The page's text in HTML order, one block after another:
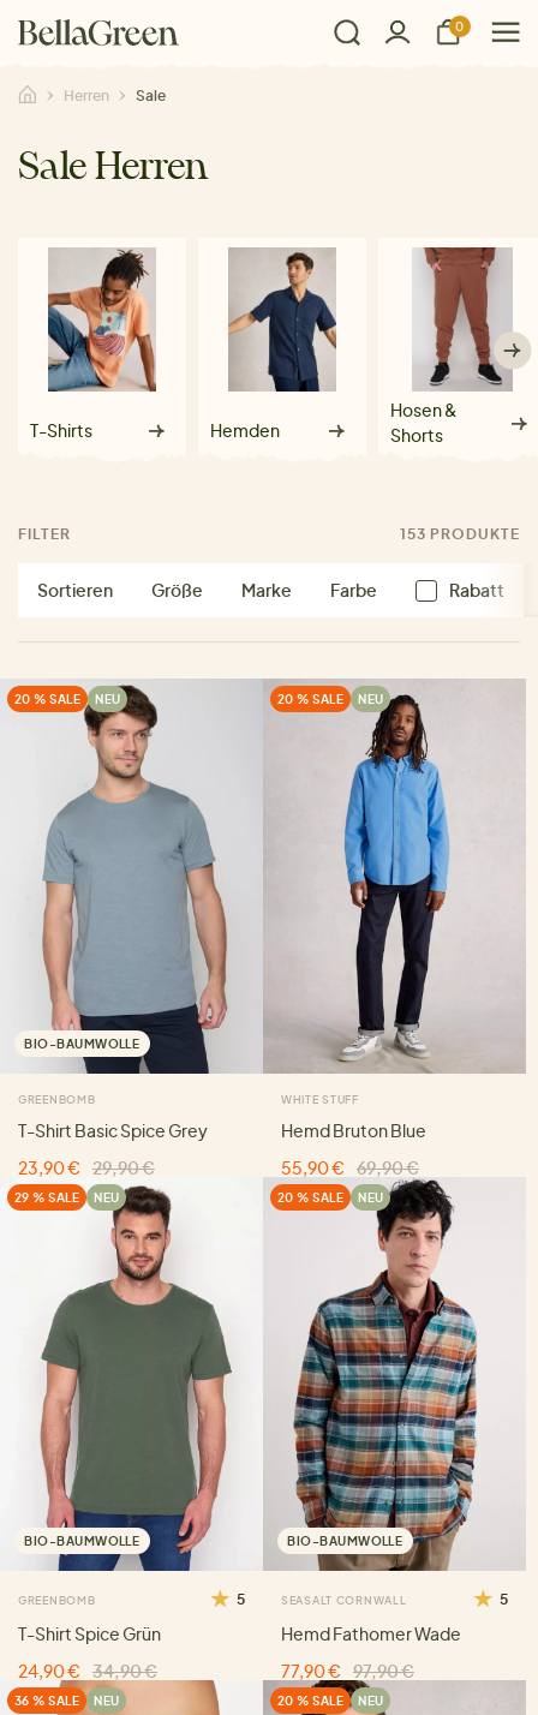
0
Herren Sale
Sale Herren
T-Shirts Hemden
Hosen &
Shorts
FILTER 153 PRODUKTE
Sortieren Größe Marke Farbe Rabatt
20 % SALE NEU
BIO-BAUMWOLLE
GREENBOMB
T-Shirt Basic Spice Grey
23,90 €
29,90 €
20 % SALE NEU
WHITE STUFF
Hemd Bruton Blue
55,90 €
69,90 €
29 % SALE NEU
BIO-BAUMWOLLE
GREENBOMB 5
T-Shirt Spice Grün
24,90 €
34,90 €
20 % SALE NEU
BIO-BAUMWOLLE
SEASALT CORNWALL 5
Hemd Fathomer Wade
77,90 €
97,90 €
36 % SALE NEU 20 % SALE NEU